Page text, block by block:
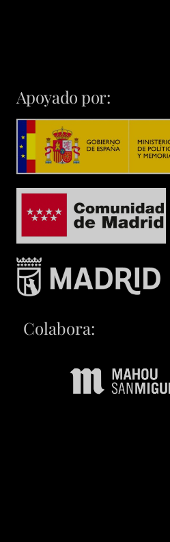
Apoyado por:
Colabora: